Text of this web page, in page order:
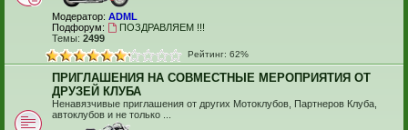
Модератор: ADML
Подфорум:
ПОЗДРАВЛЯЕМ !!!
Темы: 2499
Рейтинг: 62%
ПРИГЛАШЕНИЯ НА СОВМЕСТНЫЕ МЕРОПРИЯТИЯ ОТ
ДРУЗЕЙ КЛУБА
Ненавязчивые приглашения от других Мотоклубов, Партнеров Клуба,
автоклубов и не только ...